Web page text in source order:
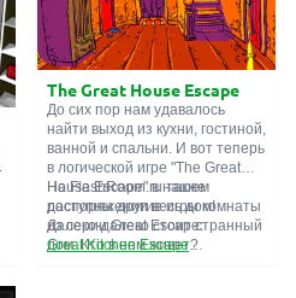
сможете найти какие-нибудь
подсказки. Желаем удачи!
The Great House Escape
До сих пор нам удавалось
найти выход из кухни, гостиной,
ванной и спальни. И вот теперь
в логической игре "The Great
House Escape" в нашем
распоряжении весь дом!
Далеко-далеко стоит странный
дом. Кто в нем живет?
На FlashRoom.ru также
доступны другие игры комнаты
из серии Great Escape:
Great Kitchen Escape